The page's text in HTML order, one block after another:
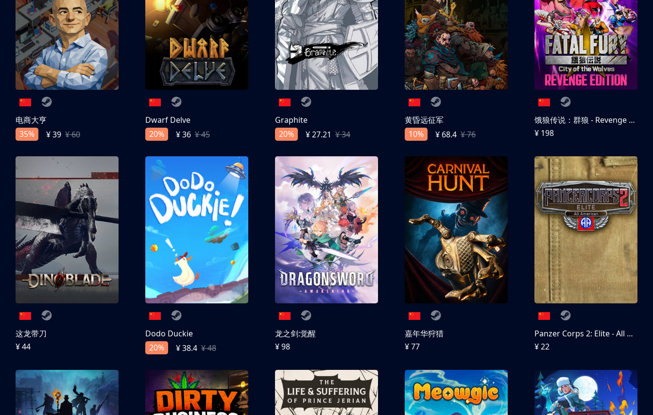
电商大亨
35%
¥ 39 ¥ 60
Dwarf Delve
20%
¥ 36 ¥ 45
Graphite
20%
¥ 27.21 ¥ 34
黄昏远征军
10%
¥ 68.4 ¥ 76
饿狼传说：群狼 - Revenge Edition
¥ 198
这龙带刀
¥ 44
Dodo Duckie
20%
¥ 38.4 ¥ 48
龙之剑:觉醒
¥ 98
嘉年华狩猎
¥ 77
Panzer Corps 2: Elite - All American
¥ 22